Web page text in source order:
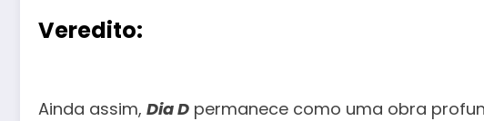
Veredito:
Ainda assim, Dia D permanece como uma obra